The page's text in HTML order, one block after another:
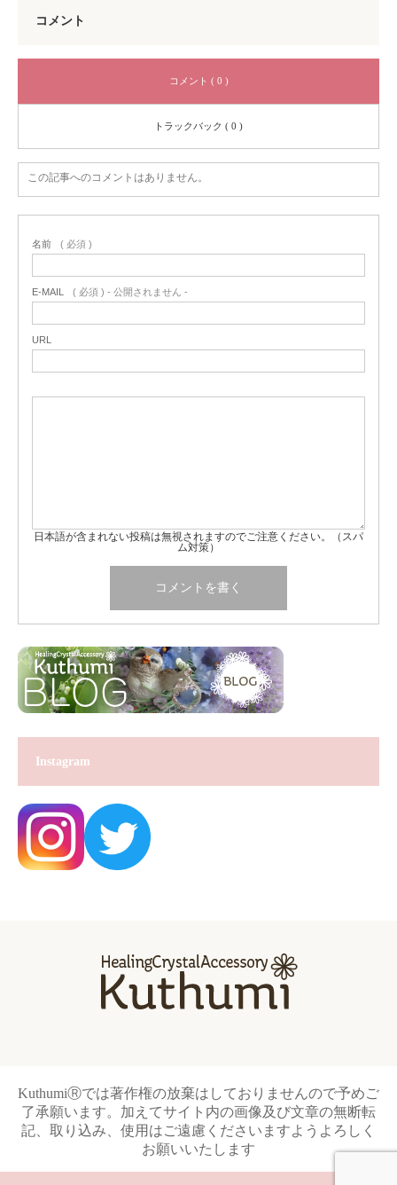
コメント
コメント ( 0 )
トラックバック ( 0 )
この記事へのコメントはありません。
名前 ( 必須 )
E-MAIL ( 必須 ) - 公開されません -
URL
日本語が含まれない投稿は無視されますのでご注意ください。（スパ
ム対策）
Instagram
KuthumiⓇでは著作権の放棄はしておりませんので予めご
了承願います。加えてサイト内の画像及び文章の無断転
記、取り込み、使用はご遠慮くださいますようよろしく
お願いいたします